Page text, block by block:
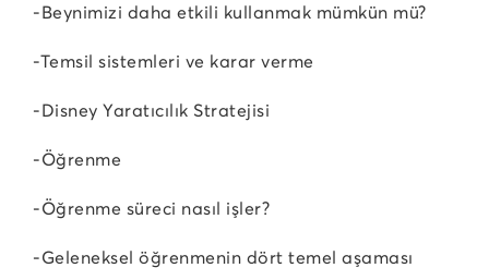
-Beynimizi daha etkili kullanmak mümkün mü?
-Temsil sistemleri ve karar verme
-Disney Yaratıcılık Stratejisi
-Öğrenme
-Öğrenme süreci nasıl işler?
-Geleneksel öğrenmenin dört temel aşaması